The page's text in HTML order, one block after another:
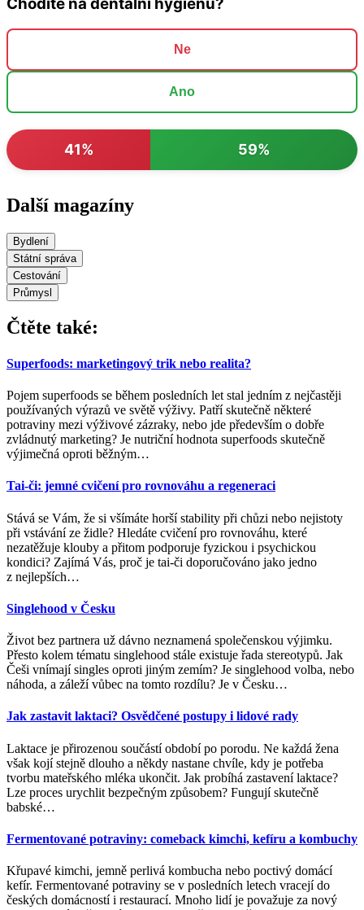
Ne
Ano
41% 59%
Další magazíny
Bydlení
Státní správa
Cestování
Průmysl
Čtěte také:
Superfoods: marketingový trik nebo realita?
Pojem superfoods se během posledních let stal jedním z nejčastěji
používaných výrazů ve světě výživy. Patří skutečně některé
potraviny mezi výživové zázraky, nebo jde především o dobře
zvládnutý marketing? Je nutriční hodnota superfoods skutečně
výjimečná oproti běžným…
Tai-či: jemné cvičení pro rovnováhu a regeneraci
Stává se Vám, že si všímáte horší stability při chůzi nebo nejistoty
při vstávání ze židle? Hledáte cvičení pro rovnováhu, které
nezatěžuje klouby a přitom podporuje fyzickou i psychickou
kondici? Zajímá Vás, proč je tai-či doporučováno jako jedno
z nejlepších…
Singlehood v Česku
Život bez partnera už dávno neznamená společenskou výjimku.
Přesto kolem tématu singlehood stále existuje řada stereotypů. Jak
Češi vnímají singles oproti jiným zemím? Je singlehood volba, nebo
náhoda, a záleží vůbec na tomto rozdílu? Je v Česku…
Jak zastavit laktaci? Osvědčené postupy i lidové rady
Laktace je přirozenou součástí období po porodu. Ne každá žena
však kojí stejně dlouho a někdy nastane chvíle, kdy je potřeba
tvorbu mateřského mléka ukončit. Jak probíhá zastavení laktace?
Lze proces urychlit bezpečným způsobem? Fungují skutečně
babské…
Fermentované potraviny: comeback kimchi, kefíru a kombuchy
Křupavé kimchi, jemně perlivá kombucha nebo poctivý domácí
kefír. Fermentované potraviny se v posledních letech vracejí do
českých domácností i restaurací. Mnoho lidí je považuje za nový